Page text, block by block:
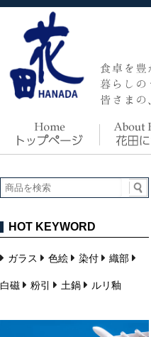
HOT KEYWORD
ガラス 色絵 染付 織部
白磁 粉引 土鍋 ルリ釉